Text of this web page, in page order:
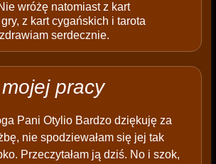
wróżę natomiast z kart
z kart cygańskich i tarota
serdecznie.
pracy
Pani Otylio Bardzo dziękuję za
nie spodziewałam się jej tak
Przeczytałam ją dziś. No i szok,